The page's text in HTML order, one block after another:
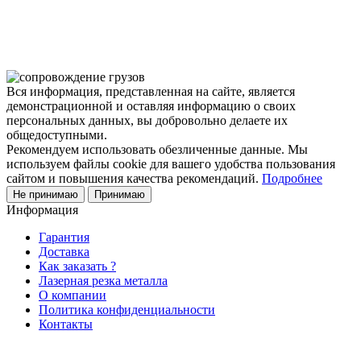
Вся информация, представленная на сайте, является
демонстрационной и оставляя информацию о своих
персональных данных, вы добровольно делаете их
общедоступными.
Рекомендуем использовать обезличенные данные. Мы
используем файлы cookie для вашего удобства пользования
сайтом и повышения качества рекомендаций. Подробнее
Не принимаю Принимаю
Информация
Гарантия
Доставка
Как заказать ?
Лазерная резка металла
О компании
Политика конфиденциальности
Контакты